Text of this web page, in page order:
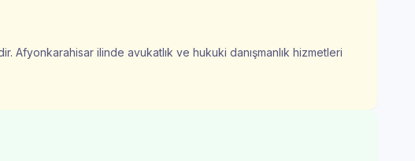
Afyonkarahisar ilinde avukatlık ve hukuki danışmanlık hizmetleri